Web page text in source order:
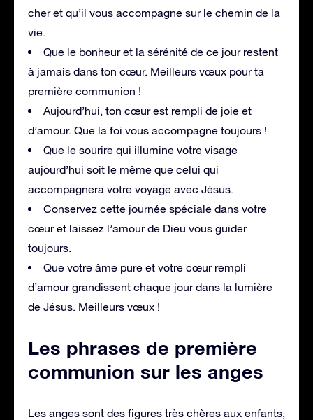
cher et qu’il vous accompagne sur le chemin de la
vie.
Que le bonheur et la sérénité de ce jour restent
à jamais dans ton cœur. Meilleurs vœux pour ta
première communion !
Aujourd’hui, ton cœur est rempli de joie et
d’amour. Que la foi vous accompagne toujours !
Que le sourire qui illumine votre visage
aujourd’hui soit le même que celui qui
accompagnera votre voyage avec Jésus.
Conservez cette journée spéciale dans votre
cœur et laissez l’amour de Dieu vous guider
toujours.
Que votre âme pure et votre cœur rempli
d’amour grandissent chaque jour dans la lumière
de Jésus. Meilleurs vœux !
Les phrases de première
communion sur les anges
Les anges sont des figures très chères aux enfants,